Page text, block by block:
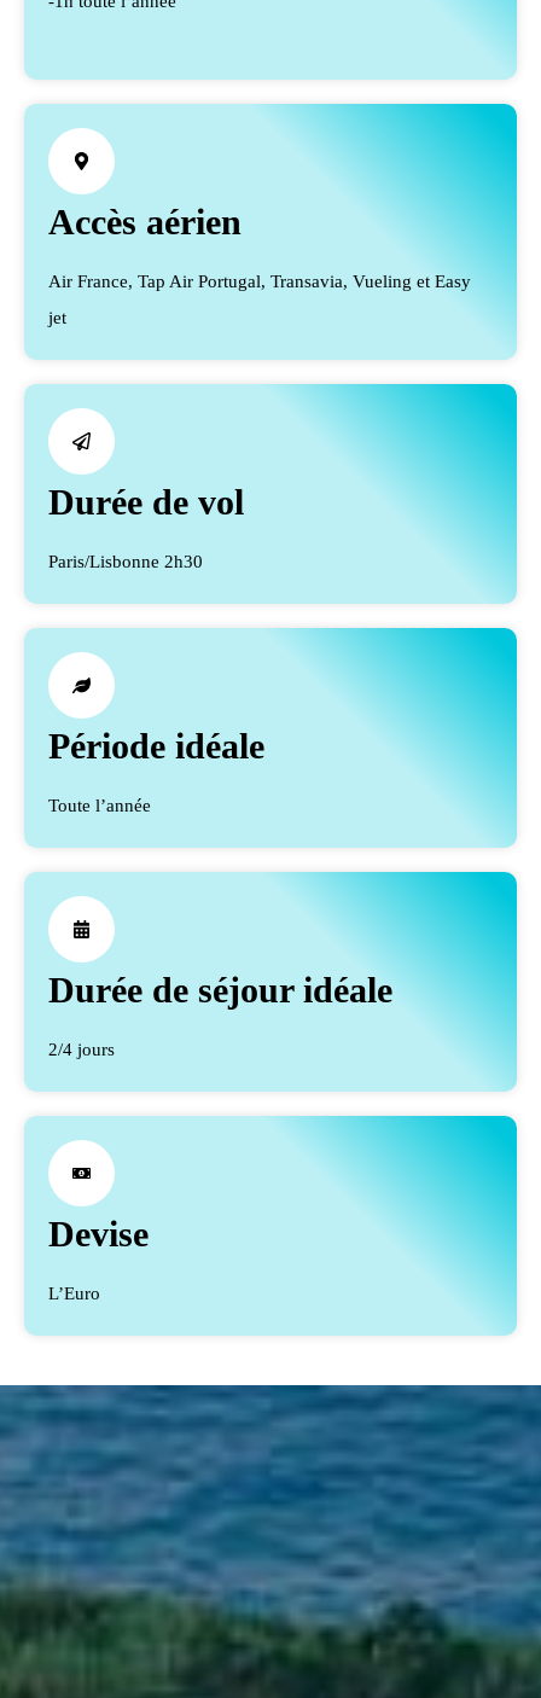
Accès aérien
Air France, Tap Air Portugal, Transavia, Vueling et Easy
jet
Durée de vol
Paris/Lisbonne 2h30
Période idéale
Toute l’année
Durée de séjour idéale
2/4 jours
Devise
L’Euro